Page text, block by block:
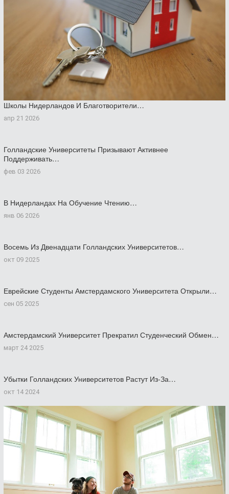
Школы Нидерландов И Благотворители…
апр 21 2026
Голландские Университеты Призывают Активнее
Поддерживать…
фев 03 2026
В Нидерландах На Обучение Чтению…
янв 06 2026
Восемь Из Двенадцати Голландских Университетов…
окт 09 2025
Еврейские Студенты Амстердамского Университета Открыли…
сен 05 2025
Амстердамский Университет Прекратил Студенческий Обмен…
март 24 2025
Убытки Голландских Университетов Растут Из-За…
окт 14 2024